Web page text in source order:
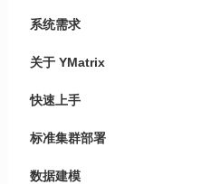
系统需求
关于 YMatrix
快速上手
标准集群部署
数据建模